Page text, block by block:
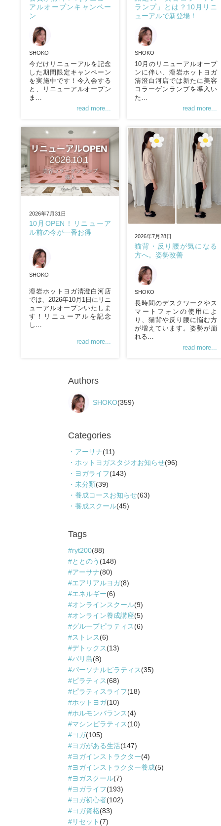
アルオープンキャンペー
ン
SHOKO
今だけリニューアルを記念
した期間限定キャンペーン
を実施中です！今入会する
と、リニューアルオープン
ま…
read more...
ランプ」とは？10月リニ
ューアルで新登場！
SHOKO
10月のリニューアルオープ
ンに伴い、溶岩ホットヨガ
清澄白河店では新たに美容
コラーゲンランプを導入い
た…
read more...
2026年7月31日
10月OPEN！リニューア
ル前の今が一番お得
SHOKO
溶岩ホットヨガ清澄白河店
では、2026年10月1日にリニ
ューアルオープンいたしま
す！リニューアルを記念
し…
read more...
2026年7月28日
猫背・反り腰が気になる
方へ。姿勢改善
SHOKO
長時間のデスクワークやス
マートフォンの使用によ
り、猫背や反り腰に悩む方
が増えています。姿勢が崩
れる…
read more...
Authors
SHOKO(359)
Categories
アーサナ(11)
ホットヨガスタジオお知らせ(96)
ヨガライフ(143)
未分類(39)
養成コースお知らせ(63)
養成スクール(45)
Tags
ryt200(88)
ととのう (148)
アーサナ(80)
エアリアルヨガ(8)
エネルギー(6)
オンラインスクール(9)
オンライン養成講座(5)
グループピラティス(6)
ストレス(6)
デトックス(13)
バリ島(8)
パーソナルピラティス(35)
ピラティス(68)
ピラティスライフ(18)
ホットヨガ(10)
ホルモンバランス(4)
マシンピラティス(10)
ヨガ(105)
ヨガがある生活(147)
ヨガインストラクター(4)
ヨガインストラクター養成(5)
ヨガスクール(7)
ヨガライフ(193)
ヨガ初心者(102)
ヨガ資格(83)
リセット (7)